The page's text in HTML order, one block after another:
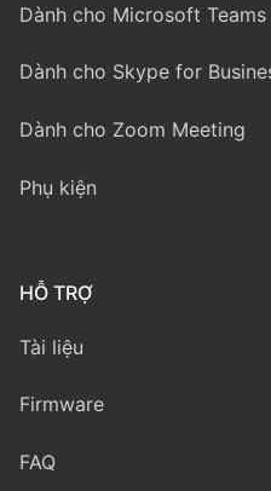
Dành cho Microsoft Teams
Dành cho Skype for
Dành cho Zoom Meeting
Phụ kiện
HỖ TRỢ
Tài liệu
Firmware
FAQ